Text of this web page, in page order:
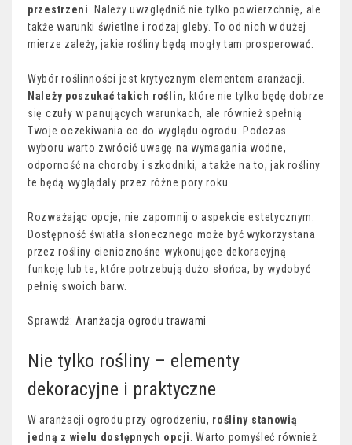
przestrzeni. Należy uwzględnić nie tylko powierzchnię, ale
także warunki świetlne i rodzaj gleby. To od nich w dużej
mierze zależy, jakie rośliny będą mogły tam prosperować.
Wybór roślinności jest krytycznym elementem aranżacji.
Należy poszukać takich roślin, które nie tylko będę dobrze
się czuły w panujących warunkach, ale również spełnią
Twoje oczekiwania co do wyglądu ogrodu. Podczas
wyboru warto zwrócić uwagę na wymagania wodne,
odporność na choroby i szkodniki, a także na to, jak rośliny
te będą wyglądały przez różne pory roku.
Rozważając opcje, nie zapomnij o aspekcie estetycznym.
Dostępność światła słonecznego może być wykorzystana
przez rośliny cienioznośne wykonujące dekoracyjną
funkcję lub te, które potrzebują dużo słońca, by wydobyć
pełnię swoich barw.
Sprawdź:Aranżacja ogrodu trawami
Nie tylko rośliny – elementy
dekoracyjne i praktyczne
W aranżacji ogrodu przy ogrodzeniu, rośliny stanowią
jedną z wielu dostępnych opcji. Warto pomyśleć również